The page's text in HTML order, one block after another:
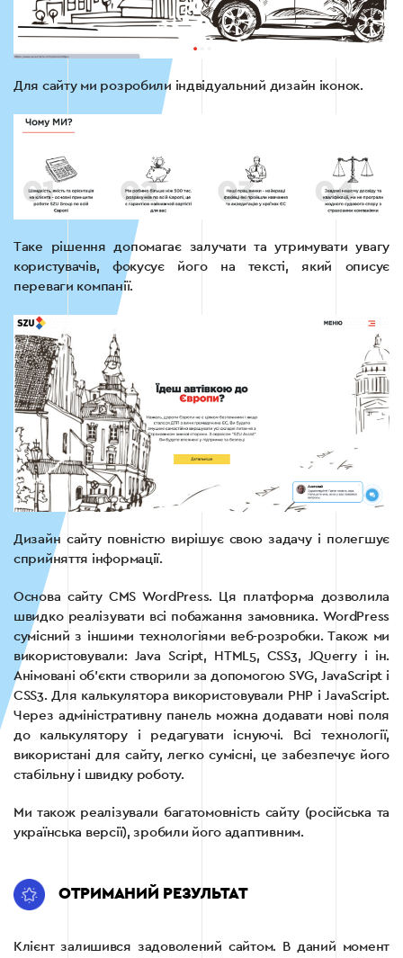
Для сайту ми розробили індвідуальний дизайн іконок.
Таке рішення допомагає залучати та утримувати увагу
користувачів, фокусує його на тексті, який описує
переваги компанії.
Дизайн сайту повністю вирішує свою задачу і полегшує
сприйняття інформації.
Основа сайту CMS WordPress. Ця платформа дозволила
швидко реалізувати всі побажання замовника. WordPress
сумісний з іншими технологіями веб-розробки. Також ми
використовували: Java Script, HTML5, CSS3, JQuerry і ін.
Анімовані об’єкти створили за допомогою SVG, JavaScript і
CSS3. Для калькулятора використовували PHP і JavaScript.
Через адміністративну панель можна додавати нові поля
до калькулятору і редагувати існуючі. Всі технології,
використані для сайту, легко сумісні, це забезпечує його
стабільну і швидку роботу.
Ми також реалізували багатомовність сайту (російська та
українська версії), зробили його адаптивним.
ОТРИМАНИЙ РЕЗУЛЬТАТ
Клієнт залишився задоволений сайтом. В даний момент